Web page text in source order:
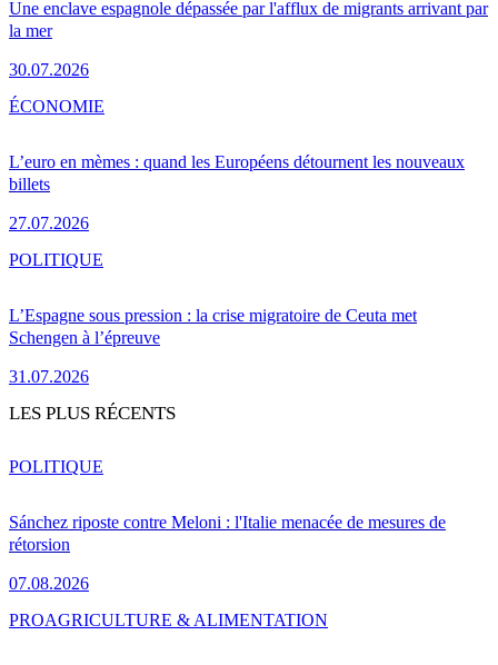
Une enclave espagnole dépassée par l'afflux de migrants arrivant par
la mer
30.07.2026
L’euro en mèmes : quand les Européens détournent les nouveaux
billets
27.07.2026
ÉCONOMIE
L’Espagne sous pression : la crise migratoire de Ceuta met
Schengen à l’épreuve
31.07.2026
POLITIQUE
LES PLUS RÉCENTS
Sánchez riposte contre Meloni : l'Italie menacée de mesures de
rétorsion
07.08.2026
POLITIQUE
PROAGRICULTURE & ALIMENTATION